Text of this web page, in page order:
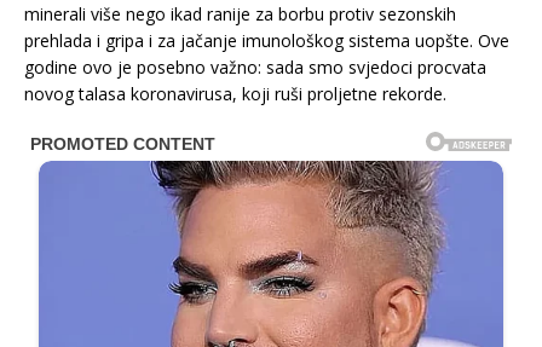
minerali više nego ikad ranije za borbu protiv sezonskih
prehlada i gripa i za jačanje imunološkog sistema uopšte. Ove
godine ovo je posebno važno: sada smo svjedoci procvata
novog talasa koronavirusa, koji ruši proljetne rekorde.